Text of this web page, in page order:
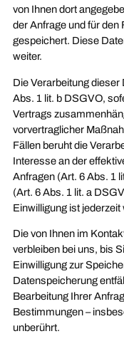
von Ihnen dort
der Anfrage und für
gespeichert. Diese
weiter.
Die Verarbeitung dieser
Abs. 1 lit. b DSGVO,
Vertrags
vorvertraglicher
Fällen beruht die
Interesse an der
Anfragen (Art. 6 Abs. 1
(Art. 6 Abs. 1 lit. a
Einwilligung ist jederzeit
Die von Ihnen im
verbleiben bei uns, bis
Einwilligung zur
Datenspeicherung
Bearbeitung Ihrer
Bestimmungen –
unberührt.